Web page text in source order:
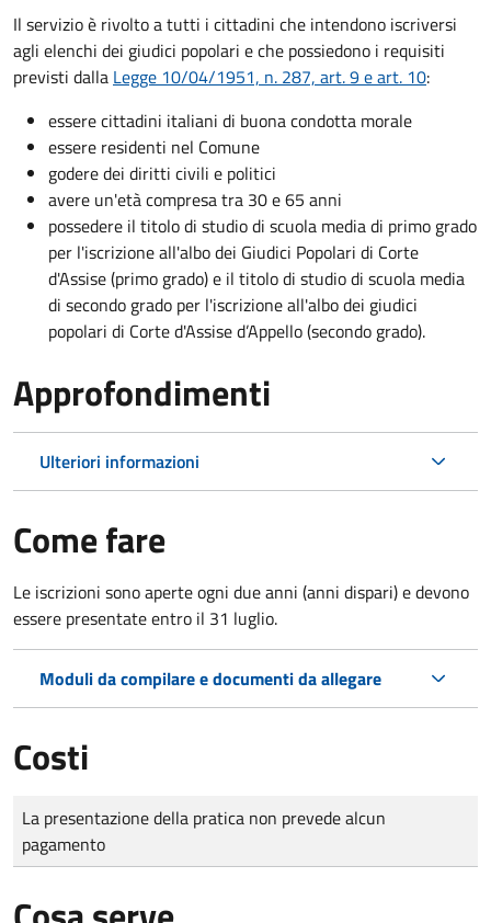
Il servizio è rivolto a tutti i cittadini che intendono iscriversi
agli elenchi dei giudici popolari e che possiedono i requisiti
previsti dalla Legge 10/04/1951, n. 287, art. 9 e art. 10:
essere cittadini italiani di buona condotta morale
essere residenti nel Comune
godere dei diritti civili e politici
avere un'età compresa tra 30 e 65 anni
possedere il titolo di studio di scuola media di primo grado
per l'iscrizione all'albo dei Giudici Popolari di Corte
d'Assise (primo grado) e il titolo di studio di scuola media
di secondo grado per l'iscrizione all'albo dei giudici
popolari di Corte d'Assise d’Appello (secondo grado).
Approfondimenti
Ulteriori informazioni
Come fare
Le iscrizioni sono aperte ogni due anni (anni dispari) e devono
essere presentate entro il 31 luglio.
Moduli da compilare e documenti da allegare
Costi
Tipo di pagamento
Importo
La presentazione della pratica non prevede alcun
pagamento